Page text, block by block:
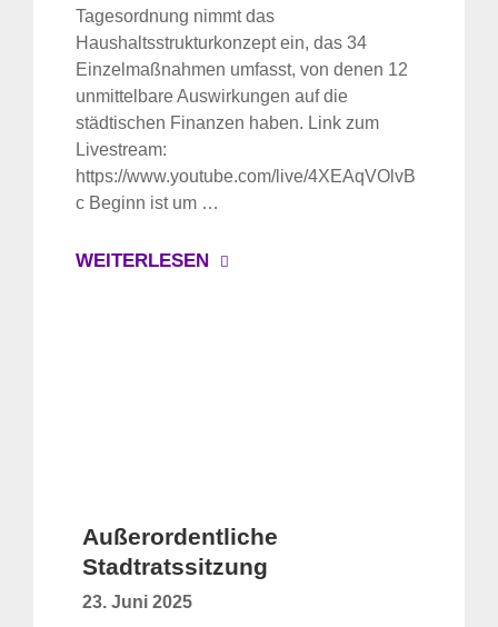
Tagesordnung nimmt das
Haushaltsstrukturkonzept ein, das 34
Einzelmaßnahmen umfasst, von denen 12
unmittelbare Auswirkungen auf die
städtischen Finanzen haben. Link zum
Livestream:
https://www.youtube.com/live/4XEAqVOlvB
c Beginn ist um …
WEITERLESEN
Außerordentliche
Stadtratssitzung
23. Juni 2025